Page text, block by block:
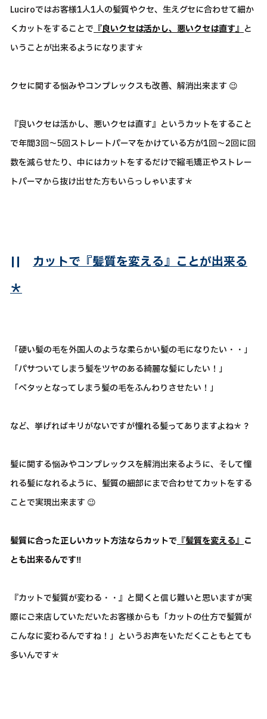
Luciroではお客様1人1人の髪質やクセ、生えグセに合わせて細か
くカットをすることで 『良いクセは活かし、悪いクセは直す』 と
いうことが出来るようになります＊
クセに関する悩みやコンプレックスも改善、解消出来ます 😉
『良いクセは活かし、悪いクセは直す』というカットをすること
で年間3回～5回ストレートパーマをかけている方が1回～2回に回
数を減らせたり、中にはカットをするだけで縮毛矯正やストレー
トパーマから抜け出せた方もいらっしゃいます＊
|| カットで『髪質を変える』ことが出来る
＊
「硬い髪の毛を外国人のような柔らかい髪の毛になりたい・・」
「パサついてしまう髪をツヤのある綺麗な髪にしたい！」
「ペタッとなってしまう髪の毛をふんわりさせたい！」
など、挙げればキリがないですが憧れる髪ってありますよね＊？
髪に関する悩みやコンプレックスを解消出来るように、そして憧
れる髪になれるように、髪質の細部にまで合わせてカットをする
ことで実現出来ます 😉
髪質に合った正しいカット方法ならカットで 『髪質を変える』 こ
とも出来るんです‼
『カットで髪質が変わる・・』と聞くと信じ難いと思いますが実
際にご来店していただいたお客様からも「カットの仕方で髪質が
こんなに変わるんですね！」というお声をいただくこともとても
多いんです＊